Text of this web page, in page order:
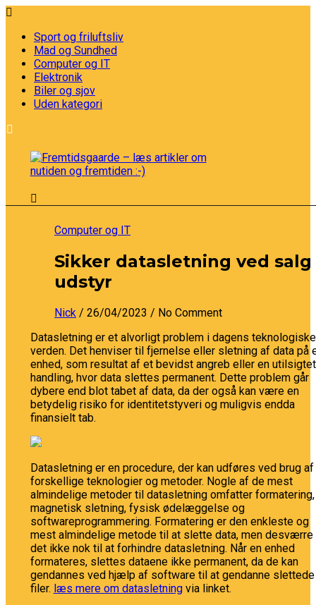
Sport og friluftsliv
Mad og Sundhed
Computer og IT
Elektronik
Biler og sjov
Uden kategori
Computer og IT
Sikker datasletning ved
udstyr
Nick / 26/04/2023 / No Comment
Datasletning er et alvorligt problem i dagens teknologiske
verden. Det henviser til fjernelse eller sletning af data på
enhed, som resultat af et bevidst angreb eller en utilsigtet
handling, hvor data slettes permanent. Dette problem går
dybere end blot tabet af data, da der også kan være en
betydelig risiko for identitetstyveri og muligvis endda
finansielt tab.
Datasletning er en procedure, der kan udføres ved brug af
forskellige teknologier og metoder. Nogle af de mest
almindelige metoder til datasletning omfatter formatering,
magnetisk sletning, fysisk ødelæggelse og
softwareprogrammering. Formatering er den enkleste og
mest almindelige metode til at slette data, men desværre
det ikke nok til at forhindre datasletning. Når en enhed
formateres, slettes dataene ikke permanent, da de kan
gendannes ved hjælp af software til at gendanne slettede
filer. læs mere om datasletningvia linket.